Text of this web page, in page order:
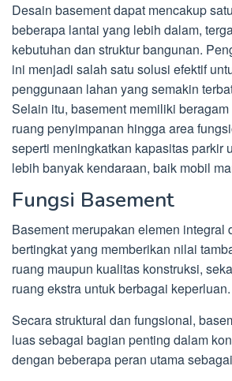
Desain basement dapat mencakup
beberapa lantai yang lebih dalam,
kebutuhan dan struktur bangunan.
ini menjadi salah satu solusi efektif
penggunaan lahan yang semakin
Selain itu, basement memiliki
ruang penyimpanan hingga area
seperti meningkatkan kapasitas parkir
lebih banyak kendaraan, baik mobil
Fungsi Basement
Basement merupakan elemen integral
bertingkat yang memberikan nilai
ruang maupun kualitas konstruksi,
ruang ekstra untuk berbagai keperluan.
Secara struktural dan fungsional,
luas sebagai bagian penting dalam
dengan beberapa peran utama